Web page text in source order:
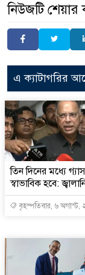
নিউজটি
এ ক্যাটাগরির
তিন দিনের মধ্যে
স্বাভাবিক হবে: জ্বালানি
বৃহস্পতিবার, ৬ অগাস্ট,